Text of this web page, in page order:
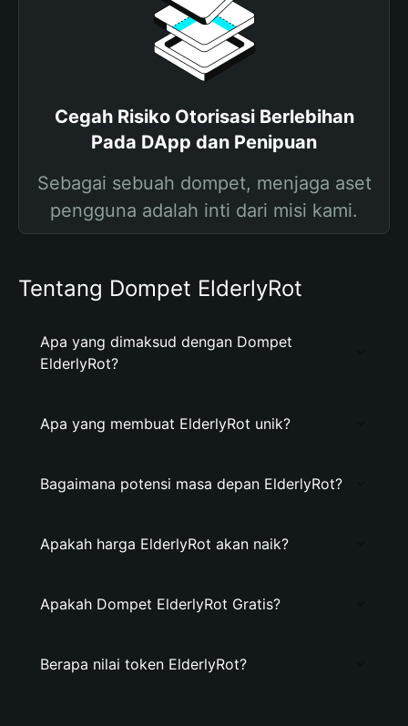
Cegah Risiko Otorisasi Berlebihan
Pada DApp dan Penipuan
Sebagai sebuah dompet, menjaga aset
pengguna adalah inti dari misi kami.
Tentang Dompet ElderlyRot
Apa yang dimaksud dengan Dompet
ElderlyRot?
Apa yang membuat ElderlyRot unik?
Bagaimana potensi masa depan ElderlyRot?
Apakah harga ElderlyRot akan naik?
Apakah Dompet ElderlyRot Gratis?
Berapa nilai token ElderlyRot?